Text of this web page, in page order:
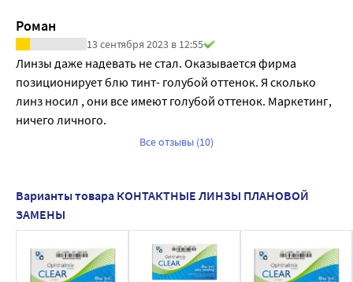
-защищены от обезвоживания, устойчивы к образованию
жировых и белковых отложений.
ОСОБЕННОСТИ И ПРЕИМУЩЕСТВА
-Благодаря сверхтонкому краю линзы ее легко надевать,
а в процессе ношения она не доставляет дискомфортных
ощущений.
-Высокая газопроницаемость не дает глазам пересыхать,
-Линзы Офтальмикс Баттерфляй CLEAR обладают
идеально гладкой поверхностью и людям со
чтобы изделия не причиняли болевых ощущений.
Роман
13 сентября 2023 в 12:55
Линзы даже надевать не стал. Оказывается фирма
позиционирует блю тинт- голубой оттенок. Я сколько
линз носил , они все имеют голубой оттенок. Маркетинг,
ничего личного.
Все отзывы (10)
Варианты товара КОНТАКТНЫЕ ЛИНЗЫ ПЛАНОВОЙ
ЗАМЕНЫ